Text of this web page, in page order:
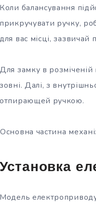
Коли балансування
прикручувати ручку,
для вас місці, зазвичай
Для замку в розміченій
зовні. Далі, з
отпирающей ручкою.
Основна частина
Установка
Модель